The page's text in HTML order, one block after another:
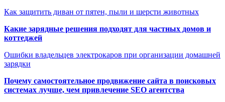
Как защитить диван от пятен, пыли и шерсти животных
Какие зарядные решения подходят для частных домов и
коттеджей
Ошибки владельцев электрокаров при организации домашней
зарядки
Почему самостоятельное продвижение сайта в поисковых
системах лучше, чем привлечение SEO агентства